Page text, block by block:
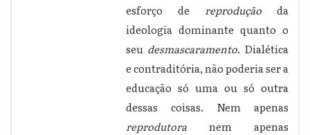
esforço de reprodução da
ideologia dominante quanto o
seu desmascaramento. Dialética
e contraditória, não poderia ser a
educação só uma ou só outra
dessas coisas. Nem apenas
reprodutora nem apenas